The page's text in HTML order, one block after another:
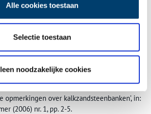
Alle cookies toestaan
Selectie toestaan
noodzakelijke cookies
hetGeologisch Museum Hoflandliggen
zandsteen (nr. 20).
nieuwvorming in ’t Bikbergerbos, in: Grondb
nr. 15 (2), pp. 324-326.
opmerkingen over kalkzandsteenbanken’, in:
(2006) nr. 1, pp. 2-5.